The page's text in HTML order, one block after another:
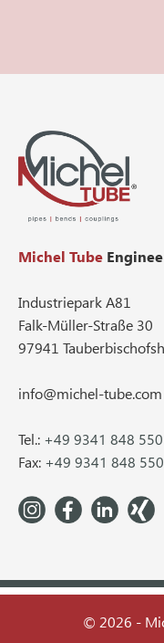
Michel Tube
Industriepark A81
Falk-Müller-Straße 30
97941
info@michel-tube.com
Tel.: +49 9341 848
Fax: +49 9341 848
© 2026 -